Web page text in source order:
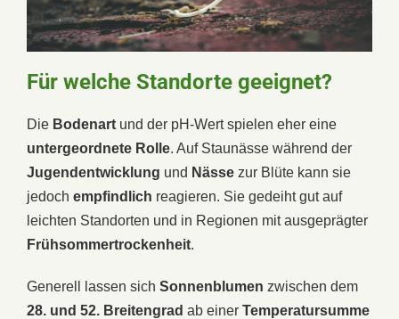
Für welche Standorte geeignet?
Die Bodenart und der pH-Wert spielen eher eine
untergeordnete Rolle. Auf Staunässe während der
Jugendentwicklung und Nässe zur Blüte kann sie
jedoch empfindlich reagieren. Sie gedeiht gut auf
leichten Standorten und in Regionen mit ausgeprägter
Frühsommertrockenheit.
Generell lassen sich Sonnenblumen zwischen dem
28. und 52. Breitengrad ab einer Temperatursumme